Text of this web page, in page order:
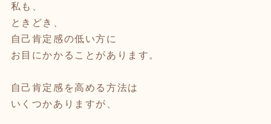
私も、
ときどき、
自己肯定感の低い方に
お目にかかることがあります。
自己肯定感を高める方法は
いくつかありますが、